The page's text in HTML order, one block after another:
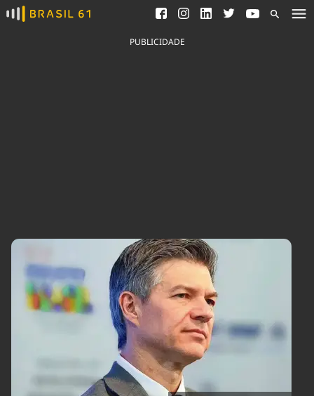
Ver todas as notícias
Saneamento
Indicadores
Agronegócios
Brasil
Brasil Mineral
Ciência &
Tecnologia
Comportamento
Cultura
Economia
Educação
Infraestrutura
Internacional
Meio Ambiente
Podcast
Política
Saúde
Tempo
PUBLICIDADE